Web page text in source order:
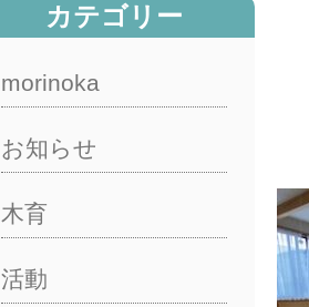
カテゴリー
morinoka
お知らせ
木育
活動